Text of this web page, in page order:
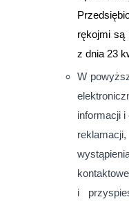
rękojmi są
z dnia 23
W
informacji
i